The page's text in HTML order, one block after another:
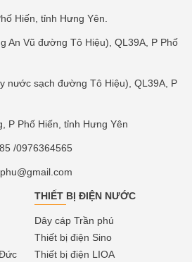
Hiến, tỉnh Hưng Yên.
An Vũ đường Tô Hiệu), QL39A, P Phố
nước sạch đường Tô Hiệu), QL39A, P
P Phố Hiến, tỉnh Hưng Yên
/0976364565
THIẾT BỊ ĐIỆN NƯỚC
Dây cáp Trần phú
Thiết bị điện Sino
Thiết bị điện LIOA